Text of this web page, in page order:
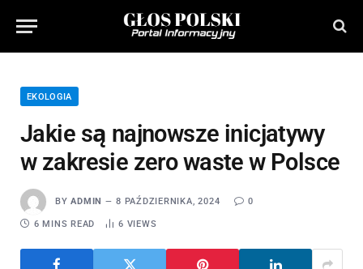
EKOLOGIA
Jakie są najnowsze inicjatywy
w zakresie zero waste w Polsce
BY ADMIN 8 PAŹDZIERNIKA, 2024 0
6 MINS READ 6 VIEWS